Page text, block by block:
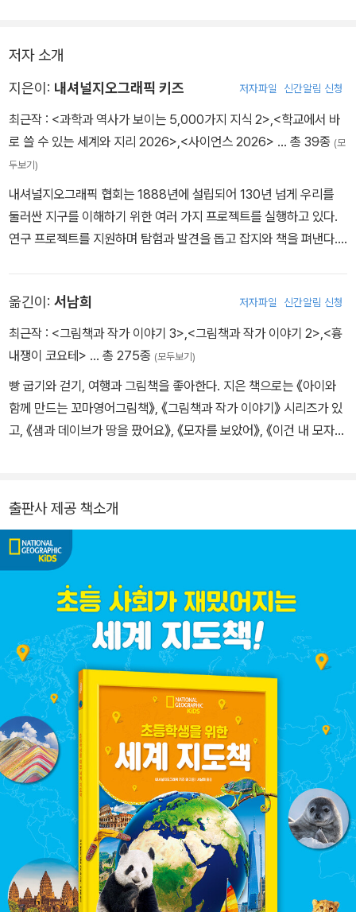
저자 소개
지은이: 내셔널지오그래픽 키즈 저자파일 신간알림 신청
최근작 : <과학과 역사가 보이는 5,000가지 지식 2>,<학교에서 바
로 쓸 수 있는 세계와 지리 2026>,<사이언스 2026> … 총 39종 (모
두보기)
내셔널지오그래픽 협회는 1888년에 설립되어 130년 넘게 우리를
둘러싼 지구를 이해하기 위한 여러 가지 프로젝트를 실행하고 있다.
연구 프로젝트를 지원하며 탐험과 발견을 돕고 잡지와 책을 펴낸다.
키즈는 과학, 모험, 탐험 콘텐츠를 독보적인 수준의 사진 자료와 함께
제공하고 있다.
옮긴이: 서남희 저자파일 신간알림 신청
최근작 : <그림책과 작가 이야기 3>,<그림책과 작가 이야기 2>,<흉
내쟁이 코요테> … 총 275종 (모두보기)
빵 굽기와 걷기, 여행과 그림책을 좋아한다. 지은 책으로는 《아이와
함께 만드는 꼬마영어그림책》, 《그림책과 작가 이야기》 시리즈가 있
고, 《샘과 데이브가 땅을 팠어요》, 《모자를 보았어》, 《이건 내 모자가
출판사 제공 책소개